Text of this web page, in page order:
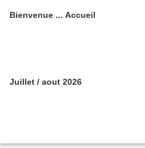
Bienvenue ... Accueil
Juillet / aout 2026